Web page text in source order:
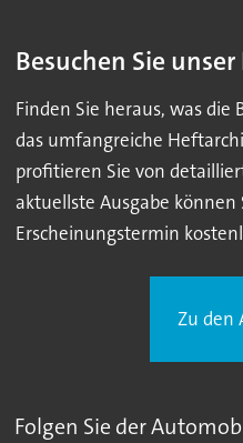
Besuchen Sie
Finden Sie heraus, was
das umfangreiche
profitieren Sie von
aktuellste Ausgabe können
Erscheinungstermin
Zu den
Folgen Sie der